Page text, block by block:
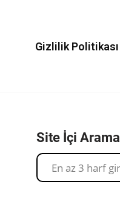
Gizlilik Politikası
Site İçi Arama